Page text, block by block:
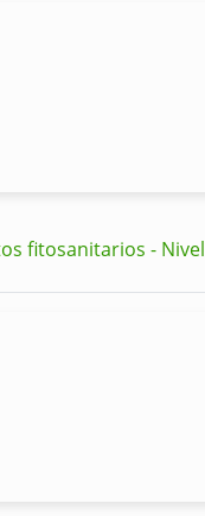
fitosanitarios - Nivel